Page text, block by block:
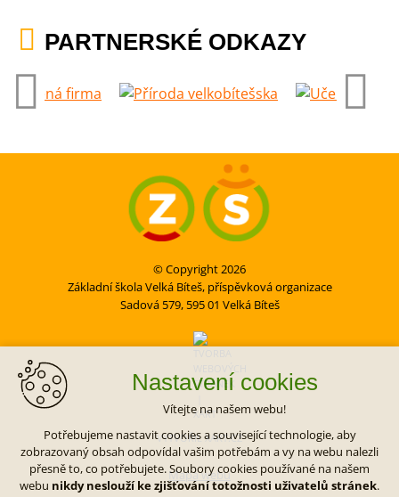
PARTNERSKÉ ODKAZY
© Copyright 2026
Základní škola Velká Bíteš, příspěvková organizace
Sadová 579, 595 01 Velká Bíteš
VYTVOŘIL XART.CZ
Mapa webu
Nastavení cookies
Vítejte na našem webu!
Potřebujeme nastavit cookies a související technologie, aby
zobrazovaný obsah odpovídal vašim potřebám a vy na webu nalezli
přesně to, co potřebujete. Soubory cookies používané na našem
webu nikdy neslouží ke zjišťování totožnosti uživatelů stránek.